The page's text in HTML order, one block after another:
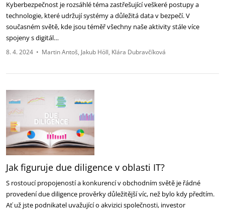
Kyberbezpečnost je rozsáhlé téma zastřešující veškeré postupy a
technologie, které udržují systémy a důležitá data v bezpečí. V
současném světě, kde jsou téměř všechny naše aktivity stále více
spojeny s digitál…
8. 4. 2024 • Martin Antoš Jakub Höll Klára Dubravčíková
Jak figuruje due diligence v oblasti IT?
S rostoucí propojeností a konkurencí v obchodním světě je řádné
provedení due diligence prověrky důležitější víc, než bylo kdy předtím.
Ať už jste podnikatel uvažující o akvizici společnosti, investor